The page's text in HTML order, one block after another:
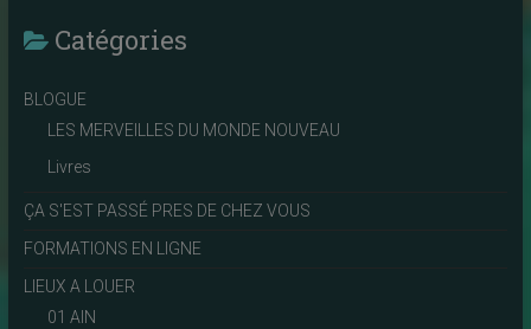
Catégories
BLOGUE
LES MERVEILLES DU MONDE NOUVEAU
Livres
ÇA S'EST PASSÉ PRES DE CHEZ VOUS
FORMATIONS EN LIGNE
LIEUX A LOUER
01 AIN